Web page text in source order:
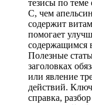
тезисы по
C, чем
содержит
помогает
содержащимся
Полезные
заголовках
или явление
действий.
справка,